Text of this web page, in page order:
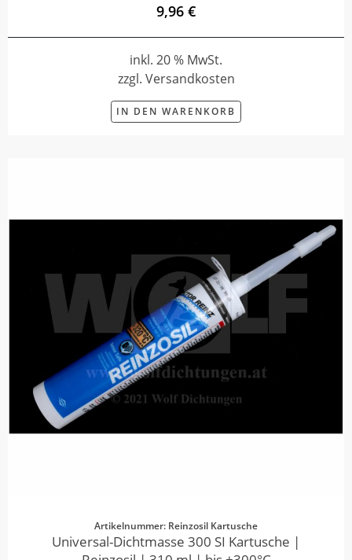
9,96 €
inkl. 20 % MwSt.
zzgl. Versandkosten
IN DEN WARENKORB
Artikelnummer: Reinzosil Kartusche
Universal-Dichtmasse 300 SI Kartusche |